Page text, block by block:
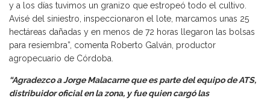
y a los días tuvimos un granizo que estropeó todo el cultivo.
Avisé del siniestro, inspeccionaron el lote, marcamos unas 25
hectáreas dañadas y en menos de 72 horas llegaron las bolsas
para resiembra”, comenta Roberto Galván, productor
agropecuario de Córdoba.
“Agradezco a Jorge Malacarne que es parte del equipo de ATS,
distribuidor oficial en la zona, y fue quien cargó las